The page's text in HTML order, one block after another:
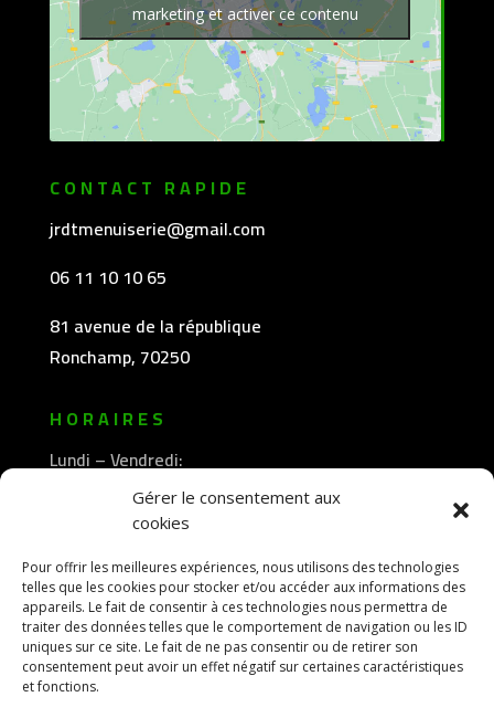
Gérer le consentement aux
cookies
Pour offrir les meilleures expériences, nous utilisons des technologies
telles que les cookies pour stocker et/ou accéder aux informations des
appareils. Le fait de consentir à ces technologies nous permettra de
traiter des données telles que le comportement de navigation ou les ID
uniques sur ce site. Le fait de ne pas consentir ou de retirer son
consentement peut avoir un effet négatif sur certaines caractéristiques
et fonctions.
marketing et activer ce contenu
CONTACT RAPIDE
jrdtmenuiserie@gmail.com
06 11 10 10 65
81 avenue de la république
Ronchamp, 70250
HORAIRES
Lundi – Vendredi:
8h30 -12h00
—————-
13h30 -18h00